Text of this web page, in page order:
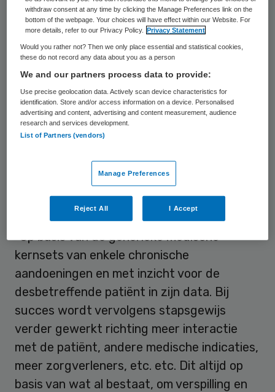
Daarnaast wil Z3 ook bijdragen aan de
benodigde infrastructuur en certificering.
Een derde peiler bestaat uit onderzoek
gericht op kwaliteitsverbetering.
Doorpakken
“doorpakken”. “De ambitie is om op zo kort
mogelijk termijn in enkele zorgketens te
starten met de voorbereidingen op weg
naar interoperabiliteit”, aldus de coöperatie.
“Op basis van de generieke medische
kernsets van enkele chronische
aandoeningen en met inzicht voor de
desbetreffende patiënt in zijn data. Bij
succes wordt vervolgens stapsgewijs
verder gewerkt richting meer interactie
met de patiënt, andere medische indicaties,
meer zorgverleners, etc. etc. Dit altijd op
basis van wat al bestaat, om verspilling en
withdraw consent at any time by clicking the Manage Preferences link on the
bottom of the webpage. Your choices will have effect within our Website. For
more details, refer to our Privacy Policy.
Privacy Statement
Would you rather not? Then we only place essential and statistical cookies,
these do not record any data about you as a person
We and our partners process data to provide:
Use precise geolocation data. Actively scan device characteristics for
identification. Store and/or access information on a device. Personalised
advertising and content, advertising and content measurement, audience
research and services development.
List of Partners (vendors)
Manage Preferences
Reject All I Accept